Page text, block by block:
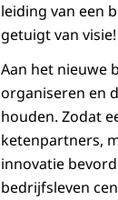
leiding van een
getuigt van visie!
Aan het nieuwe
organiseren en
houden. Zodat
ketenpartners,
innovatie
bedrijfsleven